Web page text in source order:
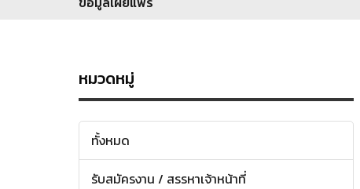
หมวดหมู่
ทั้งหมด
รับสมัครงาน / สรรหาเจ้าหน้าที่